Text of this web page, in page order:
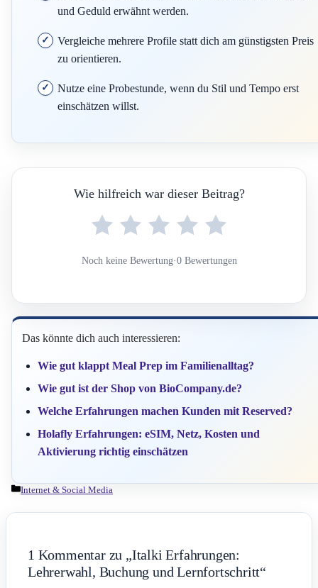
und Geduld erwähnt werden.
Vergleiche mehrere Profile statt dich am günstigsten Preis
zu orientieren.
Nutze eine Probestunde, wenn du Stil und Tempo erst
einschätzen willst.
Wie hilfreich war dieser Beitrag?
Noch keine Bewertung·0 Bewertungen
Das könnte dich auch interessieren:
Wie gut klappt Meal Prep im Familienalltag?
Wie gut ist der Shop von BioCompany.de?
Welche Erfahrungen machen Kunden mit Reserved?
Holafly Erfahrungen: eSIM, Netz, Kosten und
Aktivierung richtig einschätzen
Kategorien
Internet & Social Media
1 Kommentar zu „Italki Erfahrungen:
Lehrerwahl, Buchung und Lernfortschritt“